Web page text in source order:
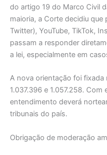
do artigo 19 do Marco Civil
maioria, a Corte decidiu
Twitter), YouTube, TikTok,
passam a responder
a lei, especialmente em
A nova orientação foi fixada
1.037.396 e 1.057.258. Com
entendimento deverá
tribunais do país.
Obrigação de moderação